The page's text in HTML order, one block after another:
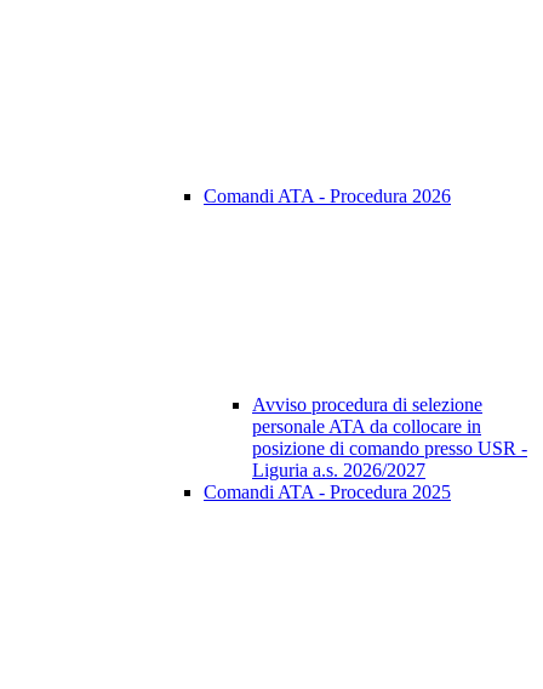
Comandi ATA - Procedura 2026
Avviso procedura di selezione
personale ATA da collocare in
posizione di comando presso USR -
Liguria a.s. 2026/2027
Comandi ATA - Procedura 2025